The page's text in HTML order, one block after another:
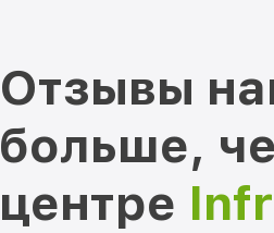
Отзывы
больше,
центре